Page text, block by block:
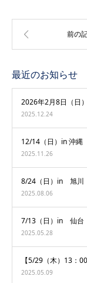
最近のお知らせ
2026年2月8日（日
2025.12.24
12/14（日）in 沖
2025.11.26
8/24（日）in 旭川
2025.08.06
7/13（日）in 仙台
2025.05.28
【5/29（木）13：
2025.05.09